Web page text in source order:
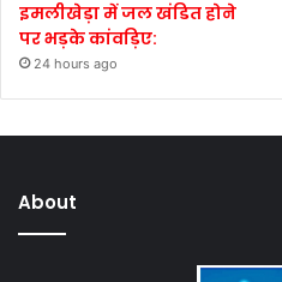
इमलीखेड़ा में जल खंडित होने
पर भड़के कांवड़िए:
24 hours ago
About